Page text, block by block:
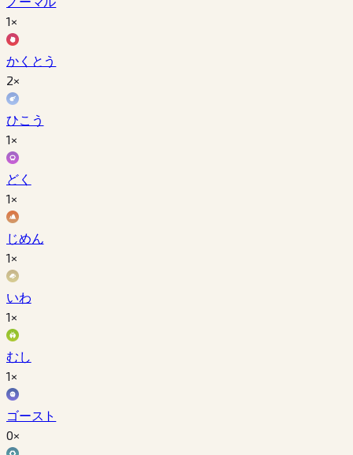
1×
かくとう
2×
ひこう
1×
どく
1×
じめん
1×
いわ
1×
むし
1×
ゴースト
0×